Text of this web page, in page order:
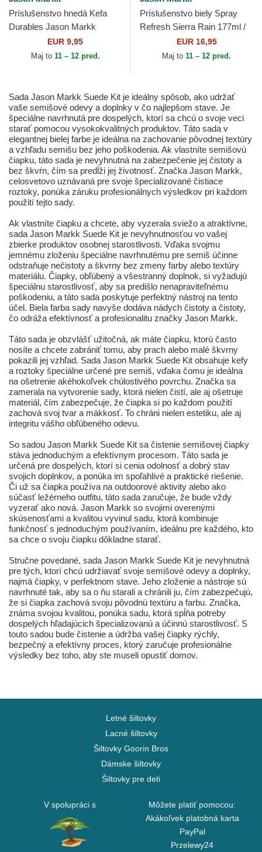
Príslušenstvo hnedá Kefa
Durables Jason Markk
EUR 9,95
Maj to 11 – 12 pred.
Príslušenstvo biely Spray
Refresh Sierra Rain 177ml /
6oz Jason Markk
EUR 16,95
Maj to 11 – 12 pred.
Sada Jason Markk Suede Kit je ideálny spôsob, ako udržať
vaše semišové odevy a doplnky v čo najlepšom stave. Je
špeciálne navrhnutá pre dospelých, ktorí sa chcú o svoje veci
starať pomocou vysokokvalitných produktov. Táto sada v
elegantnej bielej farbe je ideálna na zachovanie pôvodnej textúry
a vzhľadu semišu bez jeho poškodenia. Ak vlastníte semišovú
čiapku, táto sada je nevyhnutná na zabezpečenie jej čistoty a
bez škvŕn, čím sa predĺži jej životnosť. Značka Jason Markk,
celosvetovo uznávaná pre svoje špecializované čistiace
roztoky, ponúka záruku profesionálnych výsledkov pri každom
použití tejto sady.
Ak vlastníte čiapku a chcete, aby vyzerala sviežo a atraktívne,
sada Jason Markk Suede Kit je nevyhnutnosťou vo vašej
zbierke produktov osobnej starostlivosti. Vďaka svojmu
jemnému zloženiu špeciálne navrhnutému pre semiš účinne
odstraňuje nečistoty a škvrny bez zmeny farby alebo textúry
materiálu. Čiapky, obľúbený a všestranný doplnok, si vyžadujú
špeciálnu starostlivosť, aby sa predišlo nenapraviteľnému
poškodeniu, a táto sada poskytuje perfektný nástroj na tento
účel. Biela farba sady navyše dodáva nádych čistoty a čistoty,
čo odráža efektívnosť a profesionalitu značky Jason Markk.
Táto sada je obzvlášť užitočná, ak máte čiapku, ktorú často
nosíte a chcete zabrániť tomu, aby prach alebo malé škvrny
pokazili jej vzhľad. Sada Jason Markk Suede Kit obsahuje kefy
a roztoky špeciálne určené pre semiš, vďaka čomu je ideálna
na ošetrenie akéhokoľvek chúlostivého povrchu. Značka sa
zamerala na vytvorenie sady, ktorá nielen čistí, ale aj ošetruje
materiál, čím zabezpečuje, že čiapka si po každom použití
zachová svoj tvar a mäkkosť. To chráni nielen estetiku, ale aj
integritu vášho obľúbeného odevu.
So sadou Jason Markk Suede Kit sa čistenie semišovej čiapky
stáva jednoduchým a efektívnym procesom. Táto sada je
určená pre dospelých, ktorí si cenia odolnosť a dobrý stav
svojich doplnkov, a ponúka im spoľahlivé a praktické riešenie.
Či už sa čiapka používa na outdoorové aktivity alebo ako
súčasť ležérneho outfitu, táto sada zaručuje, že bude vždy
vyzerať ako nová. Jason Markk so svojimi overenými
skúsenosťami a kvalitou vyvinul sadu, ktorá kombinuje
funkčnosť s jednoduchým používaním, ideálnu pre každého, kto
sa chce o svoju čiapku dôkladne starať.
Stručne povedané, sada Jason Markk Suede Kit je nevyhnutná
pre tých, ktorí chcú udržiavať svoje semišové odevy a doplnky,
najmä čiapky, v perfektnom stave. Jeho zloženie a nástroje sú
navrhnuté tak, aby sa o ňu starali a chránili ju, čím zabezpečujú,
že si čiapka zachová svoju pôvodnú textúru a farbu. Značka,
známa svojou kvalitou, ponúka sadu, ktorá spĺňa potreby
dospelých hľadajúcich špecializovanú a účinnú starostlivosť. S
touto sadou bude čistenie a údržba vašej čiapky rýchly,
bezpečný a efektívny proces, ktorý zaručuje profesionálne
výsledky bez toho, aby ste museli opustiť domov.
Letné šiltovky
Lacné šiltovky
Šiltovky Goorin Bros
Dámske šiltovky
Šiltovky pre deti
V spolupráci s
Môžete platiť pomocou:
Akákoľvek platobná karta
PayPal
Przelewy24